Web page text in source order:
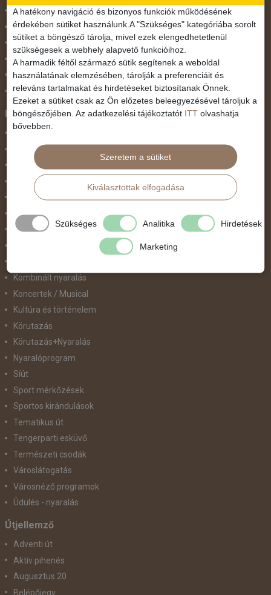
November 1.
Október 23.
Pünkösdi utazás
Szilveszter
Tavaszi szünet
Valentin nap
Programtípus
Belépőjegy
Egyéni út
Egzotikus út
Fesztiválok
Golfút
Gyalogtúra
Kombinált nyaralás
Koncertek / Musical
Kultúra és történelem
Körutazás
Körutazás+Nyaralás
Nyaralóprogram
Síút
Sport mérkőzések
Sportos kirándulások
Tematikus út
Tengerparti esküvő
Természeti csodák
Városlátogatás
Városnéző programok
Üdülés - nyaralás
Útjellemző
Adventi út
Aktív pihenés
Augusztus 20
Belépőjegy
A hatékony navigáció és bizonyos funkciók működésének
érdekében sütiket használunk.A "Szükséges" kategóriába sorolt
sütiket a böngésző tárolja, mivel ezek elengedhetetlenül
szükségesek a webhely alapvető funkcióihoz.
A harmadik féltől származó sütik segítenek a weboldal
használatának elemzésében, tárolják a preferenciáit és
releváns tartalmakat és hirdetéseket biztosítanak Önnek.
Ezeket a sütiket csak az Ön előzetes beleegyezésével tároljuk a
böngészőjében. Az adatkezelési tájékoztatót ITT olvashatja
bővebben.
Szeretem a sütiket
Kiválasztottak elfogadása
Szükséges Analitika Hirdetések
Marketing